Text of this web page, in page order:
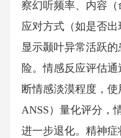
察幻听频率、内容
应对方式（如是否
显示颞叶异常活跃
险。情感反应评估
断情感淡漠程度，
ANSS）量化评分，
进一步退化。精神